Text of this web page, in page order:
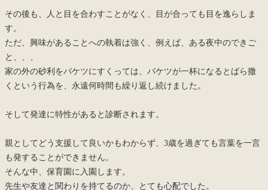
その後も、人と目を合わすことがなく、目が合っても目を逸らしま
す。
ただ、興味があることへの執着は強く、例えば、ある夜中のできご
と、、、
家の外の砂利をバケツにすくっては、バケツが一杯になるとばら撒
くという行為を、永遠何時間も繰り返し続けました。
そして発達に特性があると診断されます。
親としてどう支援して良いかもわからず、3歳を過ぎても言葉を一言
も発することができません。
そんな中、保育園に入園します。
先生や友達と関わりを持てるのか、とても心配でした。